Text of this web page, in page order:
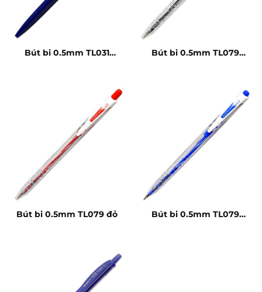
Bút bi 0.5mm TL031
Bút bi 0.5mm TL079
Bút bi 0.5mm TL079 đỏ
Bút bi 0.5mm TL079